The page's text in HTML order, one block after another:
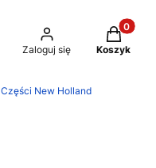
Zaloguj się Koszyk
Części New Holland